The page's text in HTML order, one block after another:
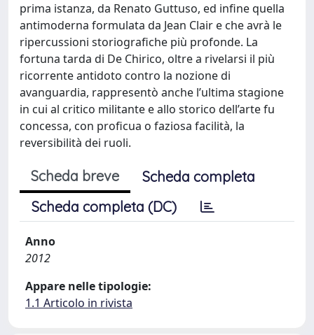
prima istanza, da Renato Guttuso, ed infine quella
antimoderna formulata da Jean Clair e che avrà le
ripercussioni storiografiche più profonde. La
fortuna tarda di De Chirico, oltre a rivelarsi il più
ricorrente antidoto contro la nozione di
avanguardia, rappresentò anche l’ultima stagione
in cui al critico militante e allo storico dell’arte fu
concessa, con proficua o faziosa facilità, la
reversibilità dei ruoli.
Scheda breve
Scheda completa
Scheda completa (DC)
Anno
2012
Appare nelle tipologie:
1.1 Articolo in rivista